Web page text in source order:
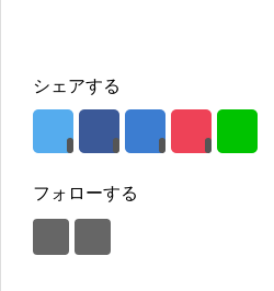
シェアする
フォローする